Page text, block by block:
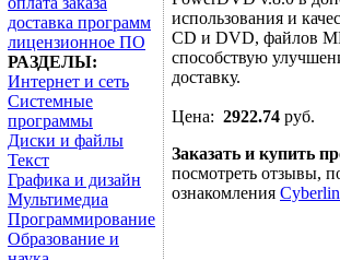
доставка программ
лицензионное ПО
РАЗДЕЛЫ:
Интернет и сеть
Системные
программы
Диски и файлы
Текст
Графика и дизайн
Мультимедиа
Программирование
Образование и
использования и
CD и DVD, файлов
способствую
доставку.
Цена: 2922.74 руб.
Заказать и купить
посмотреть отзывы,
ознакомления